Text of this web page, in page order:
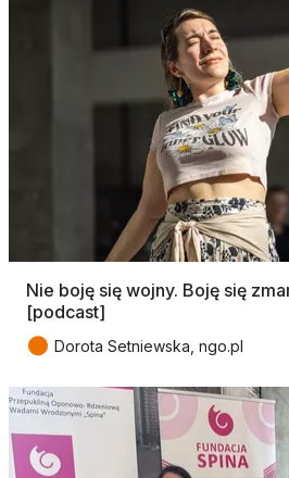
Nie boję się wojny. Boję się
[podcast]
● Dorota Setniewska, ngo.pl